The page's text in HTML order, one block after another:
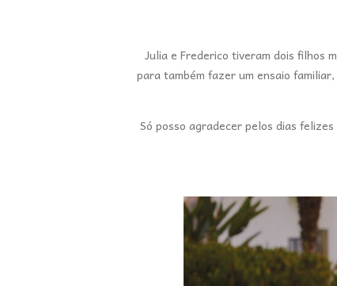
Julia e Frederico tiveram dois filhos
para também fazer um ensaio
Só posso agradecer pelos dias